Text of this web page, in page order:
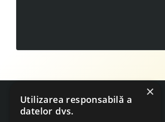
×
Utilizarea responsabilă a
datelor dvs.